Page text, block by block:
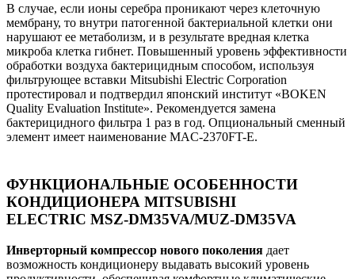
В случае, если ионы серебра проникают через клеточную
мембрану, то внутри патогенной бактериальной клетки они
нарушают ее метаболизм, и в результате вредная клетка
микроба клетка гибнет. Повышенный уровень эффективности
обработки воздуха бактерицидным способом, используя
фильтрующее вставки Mitsubishi Electric Corporation
протестировал и подтвердил японский институт «BOKEN
Quality Evaluation Institute». Рекомендуется замена
бактерицидного фильтра 1 раз в год. Опциональный сменный
элемент имеет наименование MAC-2370FT-E.
ФУНКЦИОНАЛЬНЫЕ ОСОБЕННОСТИ
КОНДИЦИОНЕРА MITSUBISHI
ELECTRIC MSZ-DM35VA/MUZ-DM35VA
Инверторный компрессор нового поколения дает
возможность кондиционеру выдавать высокий уровень